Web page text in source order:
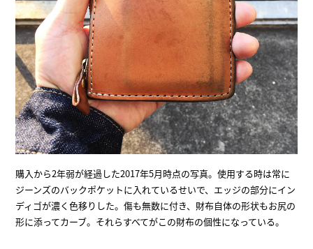
購入から2年弱が経過した2017年5月時点の写真。使用する時は常に
ジーンズのバックポケットに入れているせいで、エッジの部分にイン
ディゴが濃く色移りした。傷も無数に付き、財布自体の形状もお尻の
形に添ってカーブ。それらすべてがこの財布の個性になっている。